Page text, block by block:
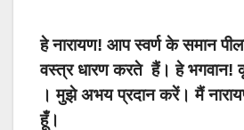
हे नारायण! आपस्वर्ण के समान
वस्त्रधारण करते हैं। हे भगवान!
। मुझे अभय प्रदान करें।मैं
हूँ।